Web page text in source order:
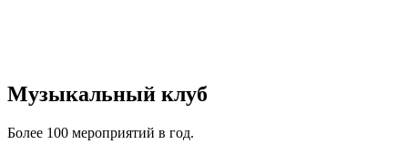
Музыкальный клуб
Более 100 мероприятий в год.